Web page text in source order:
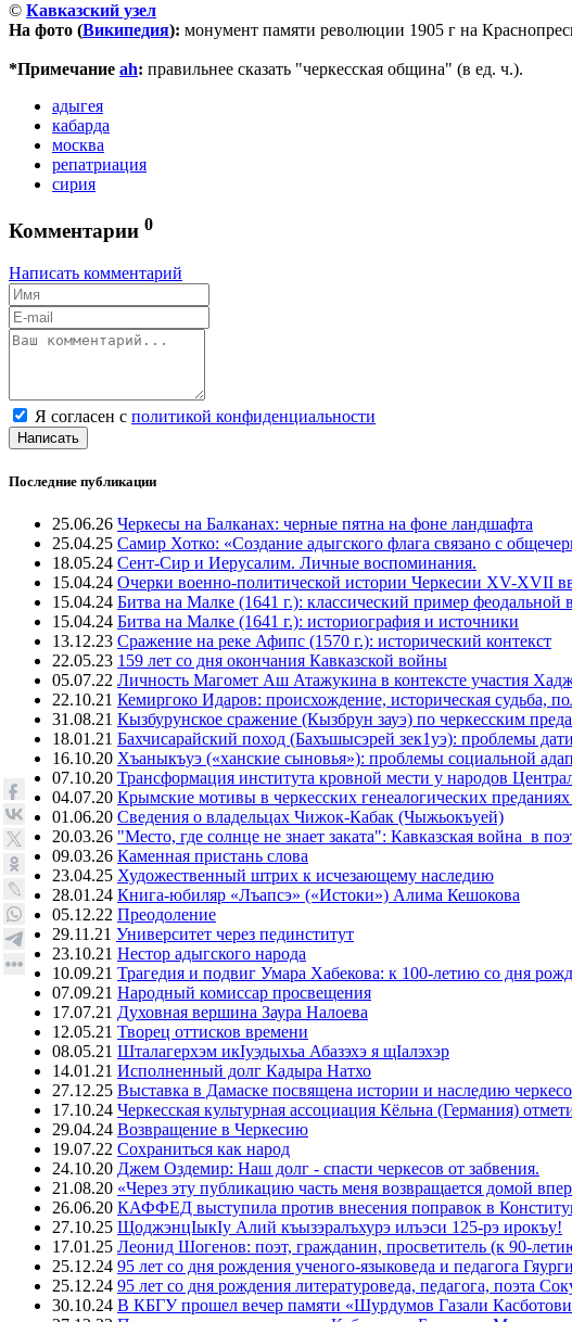
© Кавказский узел
На фото (Википедия): монумент памяти революции 1905 г на
*Примечание ah: правильнее сказать "черкесская община" (в ед. ч.).
адыгея
кабарда
москва
репатриация
сирия
Комментарии 0
Написать комментарий
Я согласен с политикой конфиденциальности
Написать
Последние публикации
25.06.26 Черкесы на Балканах: черные пятна на фоне ландшафта
25.04.25 Самир Хотко: «Создание адыгского флага связано с
18.05.24 Сент-Сир и Иерусалим. Личные воспоминания.
15.04.24 Очерки военно-политической истории Черкесии XV-XVII
15.04.24 Битва на Малке (1641 г.): классический пример феодальной
15.04.24 Битва на Малке (1641 г.): историография и источники
13.12.23 Сражение на реке Афипс (1570 г.): исторический контекст
22.05.23 159 лет со дня окончания Кавказской войны
05.07.22 Личность Магомет Аш Атажукина в контексте участия
22.10.21 Кемиргоко Идаров: происхождение, историческая судьба,
31.08.21 Кызбурунское сражение (Кызбрун зауэ) по черкесским
18.01.21 Бахчисарайский поход (Бахъшысэрей зек1уэ): проблемы
16.10.20 Хъаныкъуэ («ханские сыновья»): проблемы социальной
07.10.20 Трансформация института кровной мести у народов
04.07.20 Крымские мотивы в черкесских генеалогических
01.06.20 Сведения о владельцах Чижок-Кабак (Чыжьокъуей)
20.03.26 "Место, где солнце не знает заката": Кавказская война в
09.03.26 Каменная пристань слова
23.04.25 Художественный штрих к исчезающему наследию
28.01.24 Книга-юбиляр «Лъапсэ» («Истоки») Алима Кешокова
05.12.22 Преодоление
29.11.21 Университет через пединститут
23.10.21 Нестор адыгского народа
10.09.21 Трагедия и подвиг Умара Хабекова: к 100-летию со дня
07.09.21 Народный комиссар просвещения
17.07.21 Духовная вершина Заура Налоева
12.05.21 Творец оттисков времени
08.05.21 Шталагерхэм икIуэдыхьа Абазэхэ я щIалэхэр
14.01.21 Исполненный долг Кадыра Натхо
27.12.25 Выставка в Дамаске посвящена истории и наследию
17.10.24 Черкесская культурная ассоциация Кёльна (Германия)
29.04.24 Возвращение в Черкесию
19.07.22 Сохраниться как народ
24.10.20 Джем Оздемир: Наш долг - спасти черкесов от забвения.
21.08.20 «Через эту публикацию часть меня возвращается домой
26.06.20 КАФФЕД выступила против внесения поправок в
27.10.25 ЩоджэнцIыкIу Алий къызэралъхурэ илъэси 125-рэ ирокъу!
17.01.25 Леонид Шогенов: поэт, гражданин, просветитель (к 90-
25.12.24 95 лет со дня рождения ученого-языковеда и педагога
25.12.24 95 лет со дня рождения литературоведа, педагога, поэта
30.10.24 В КБГУ прошел вечер памяти «Шурдумов Газали